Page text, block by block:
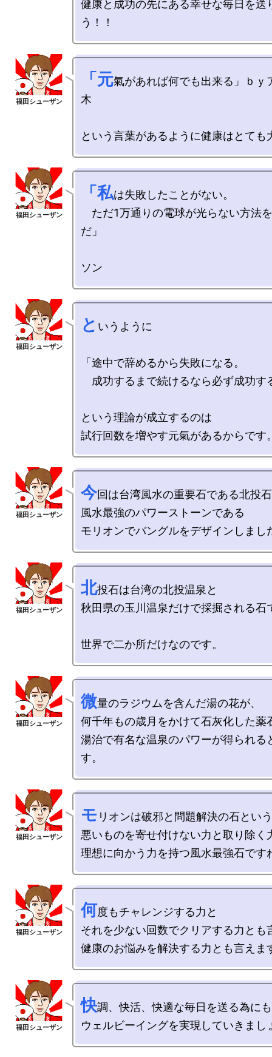
健康と成功の先にある幸せな毎日を送
「元氣があれば何でも出来る」ｂｙ
木
「私は失敗したことがない。
ただ1万通りの電球が光らない方法
だ」
と いうように
「途中で辞めるから失敗になる。
成功するまで続けるなら必ず成功す
という理論が成立するのは
今回は台湾風水の重要石である北投
風水最強のパワーストーンである
北投石は台湾の北投温泉と
秋田県の玉川温泉だけで採掘される石
微量のラジウムを含んだ湯の花が、
何千年もの歳月をかけて石灰化した薬
湯治で有名な温泉のパワーが得られる
モ リオンは破邪と問題解決の石とい
悪いものを寄せ付けない力と取り除く
何度もチャレンジする力と
それを少ない回数でクリアする力とも
快調、快活、快適な毎日を送る為に